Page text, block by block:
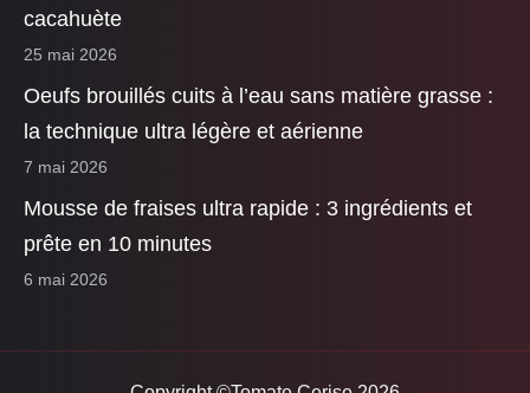
cacahuète
25 mai 2026
Oeufs brouillés cuits à l’eau sans matière grasse :
la technique ultra légère et aérienne
7 mai 2026
Mousse de fraises ultra rapide : 3 ingrédients et
prête en 10 minutes
6 mai 2026